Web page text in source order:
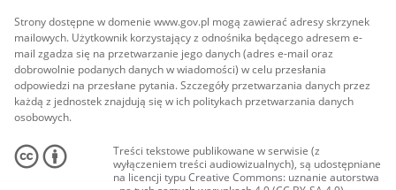
Strony dostępne w domenie www.gov.pl mogą zawierać adresy skrzynek
mailowych. Użytkownik korzystający z odnośnika będącego adresem e-
mail zgadza się na przetwarzanie jego danych (adres e-mail oraz
dobrowolnie podanych danych w wiadomości) w celu przesłania
odpowiedzi na przesłane pytania. Szczegóły przetwarzania danych przez
każdą z jednostek znajdują się w ich politykach przetwarzania danych
osobowych.
Treści tekstowe publikowane w serwisie (z
wyłączeniem treści audiowizualnych), są udostępniane
na licencji typu Creative Commons: uznanie autorstwa